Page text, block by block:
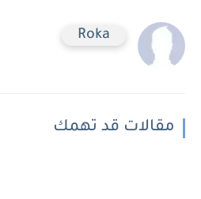
Roka
مقالات قد تهمك